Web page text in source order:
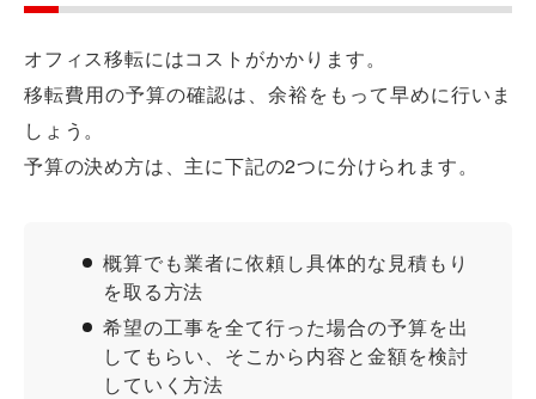
オフィス移転にはコストがかかります。
移転費用の予算の確認は、余裕をもって早めに行いま
しょう。
予算の決め方は、主に下記の2つに分けられます。
概算でも業者に依頼し具体的な見積もり
を取る方法
希望の工事を全て行った場合の予算を出
してもらい、そこから内容と金額を検討
していく方法